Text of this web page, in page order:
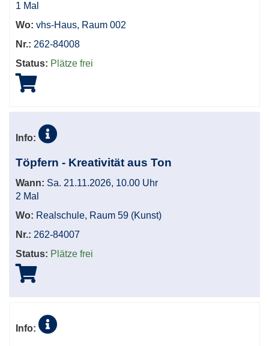
1 Mal
Wo: vhs-Haus, Raum 002
Nr.: 262-84008
Status: Plätze frei
Info:
Töpfern - Kreativität aus Ton
Wann: Sa. 21.11.2026, 10.00 Uhr
2 Mal
Wo: Realschule, Raum 59 (Kunst)
Nr.: 262-84007
Status: Plätze frei
Info: